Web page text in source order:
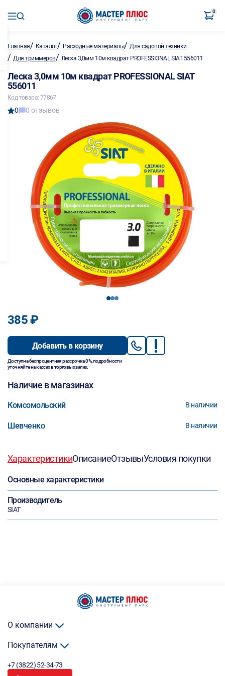
0
Главная/ Каталог/ Расходные материалы/Для садовой техники
/ Для триммеров/ Леска 3,0мм 10м квадрат PROFESSIONAL SIAT 556011
Леска 3,0мм 10м квадрат PROFESSIONAL SIAT
556011
Код товара: 77867
0 0 отзывов
123
385 ₽
Добавить в корзину
Доступна беспроцентная рассрочка 0%, подробности
уточняйте на кассах в торговых залах.
Наличие в магазинах
Комсомольский В наличии
Шевченко В наличии
ХарактеристикиОписаниеОтзывыУсловия покупки
Основные характеристики
Производитель
SIAT
О компании
Покупателям
+7 (3822) 52-34-73